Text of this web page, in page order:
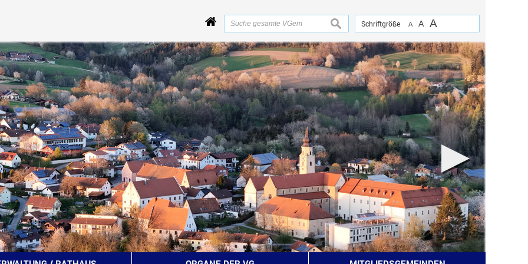
Schriftgröße A A A
suchen